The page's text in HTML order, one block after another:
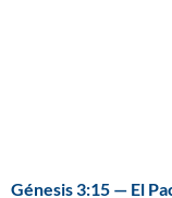
Génesis 3:15 — El